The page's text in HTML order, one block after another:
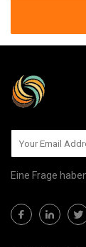
Eine Frage